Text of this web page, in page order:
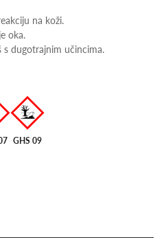
na koži.
oka.
dugotrajnim učincima.
GHS 09